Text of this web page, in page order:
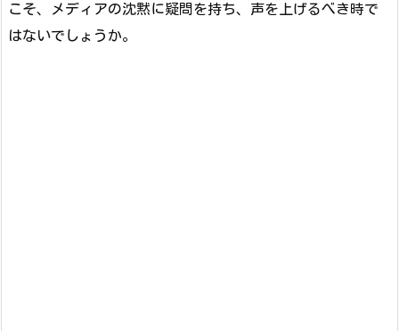
こそ、メディアの沈黙に疑問を持ち、声を上げるべき時で
はないでしょうか。